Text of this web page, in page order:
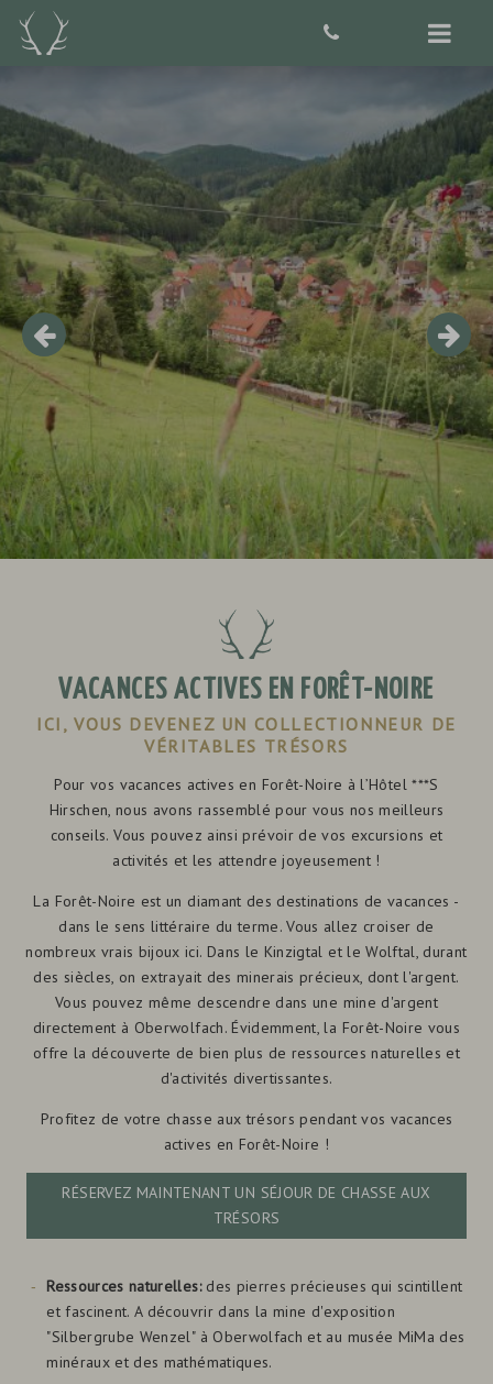
VACANCES ACTIVES EN FORÊT-NOIRE
ICI, VOUS DEVENEZ UN COLLECTIONNEUR DE
VÉRITABLES TRÉSORS
Pour vos vacances actives en Forêt-Noire à l’Hôtel ***S
Hirschen, nous avons rassemblé pour vous nos meilleurs
conseils. Vous pouvez ainsi prévoir de vos excursions et
activités et les attendre joyeusement !
La Forêt-Noire est un diamant des destinations de vacances -
dans le sens littéraire du terme. Vous allez croiser de
nombreux vrais bijoux ici. Dans le Kinzigtal et le Wolftal, durant
des siècles, on extrayait des minerais précieux, dont l'argent.
Vous pouvez même descendre dans une mine d'argent
directement à Oberwolfach. Évidemment, la Forêt-Noire vous
offre la découverte de bien plus de ressources naturelles et
d'activités divertissantes.
Profitez de votre chasse aux trésors pendant vos vacances
actives en Forêt-Noire !
RÉSERVEZ MAINTENANT UN SÉJOUR DE CHASSE AUX
TRÉSORS
Ressources naturelles:des pierres précieuses qui scintillent
et fascinent. A découvrir dans la mine d'exposition
"Silbergrube Wenzel" à Oberwolfach et au musée MiMa des
minéraux et des mathématiques.